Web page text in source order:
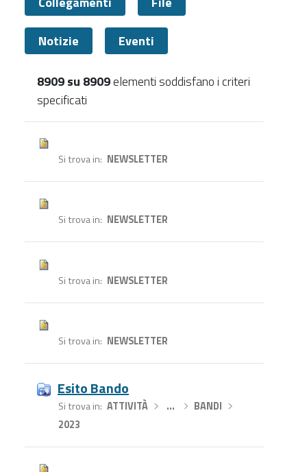
Notizie Eventi
8909 su 8909elementi soddisfano i criteri
specificati
Tutti
Si trova in NEWSLETTER
Si trova in NEWSLETTER
Si trova in NEWSLETTER
Si trova in NEWSLETTER
Esito Bando
Si trova in ATTIVITÀ› … BANDI
2023